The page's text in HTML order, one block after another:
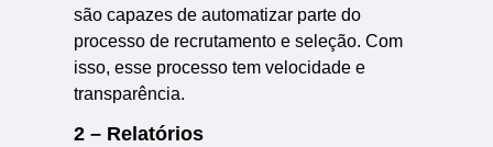
são capazes de automatizar parte do
processo de recrutamento e seleção. Com
isso, esse processo tem velocidade e
transparência.
2 – Relatórios